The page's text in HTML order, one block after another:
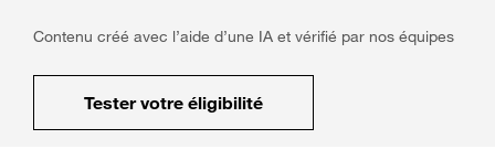
Contenu créé avec l’aide d’une IA et vérifié par nos équipes
Tester votre éligibilité